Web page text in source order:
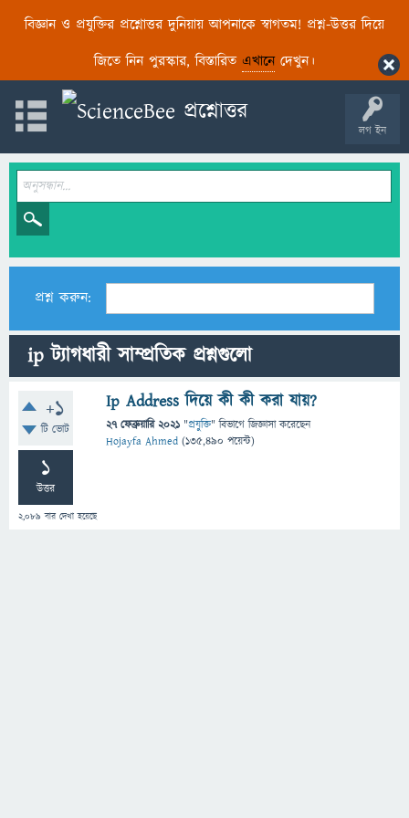
বিজ্ঞান ও প্রযুক্তির প্রশ্নোত্তর দুনিয়ায় আপনাকে স্বাগতম! প্রশ্ন-উত্তর দিয়ে
জিতে নিন পুরস্কার, বিস্তারিত এখানেদেখুন।
লগ ইন
প্রশ্ন করুন:
ip ট্যাগধারী সাম্প্রতিক প্রশ্নগুলো
+1
টি ভোট
1
উত্তর
2,089 বার দেখা হয়েছে
Ip Address দিয়ে কী কী করা যায়?
27 ফেব্রুয়ারি 2021 "প্রযুক্তি" বিভাগে জিজ্ঞাসাকরেছেন
Hojayfa Ahmed (135,490 পয়েন্ট)